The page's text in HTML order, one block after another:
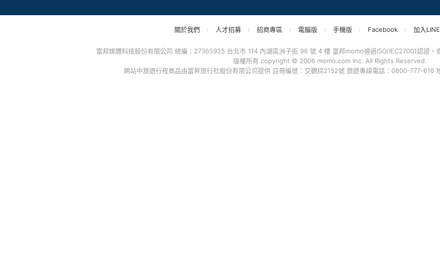
關於我們 人才招募 招商專區 電腦版 手機版 Facebook 加入LINE
富邦媒體科技股份有限公司 統編：27365925 台北市 114 內湖區洲子街 96 號 4 樓 富邦momo通過ISO/IEC27001認證，
版權所有 copyright © 2006 momo.com Inc. All Rights Reserved.
網站中旅遊行程商品由富昇旅行社股份有限公司提供 註冊編號：交觀綜2152號 旅遊專線電話：0800-777-616